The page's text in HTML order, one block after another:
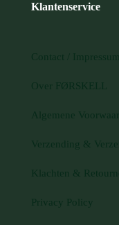
Klantenservice
Contact / Impressum
Over FØRSKELL
Algemene
Verzending &
Klachten &
Privacy Policy